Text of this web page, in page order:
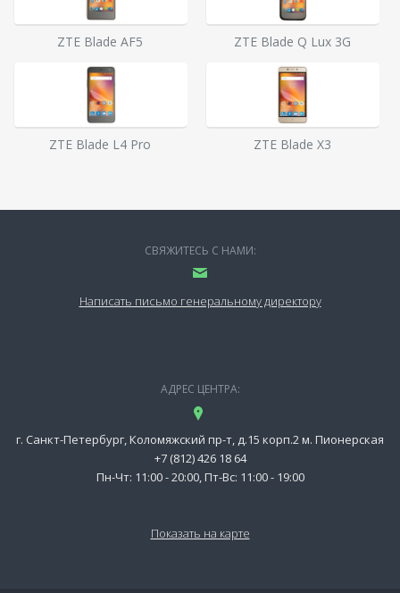
ZTE Blade AF5 ZTE Blade Q Lux 3G
ZTE Blade L4 Pro ZTE Blade X3
СВЯЖИТЕСЬ С НАМИ:
Написать письмо генеральному директору
АДРЕС ЦЕНТРА:
г. Санкт-Петербург, Коломяжский пр-т, д.15 корп.2 м. Пионерская
+7 (812) 426 18 64
Пн-Чт: 11:00 - 20:00, Пт-Вс: 11:00 - 19:00
Показать на карте